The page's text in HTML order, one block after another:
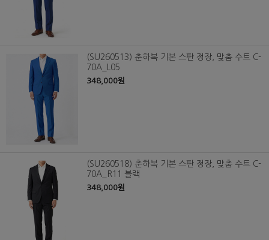
(SU260513) 춘하복 기본 스판 정장, 맞춤 수트 C-
70A_L05
348,000원
(SU260518) 춘하복 기본 스판 정장, 맞춤 수트 C-
70A_R11 블랙
348,000원